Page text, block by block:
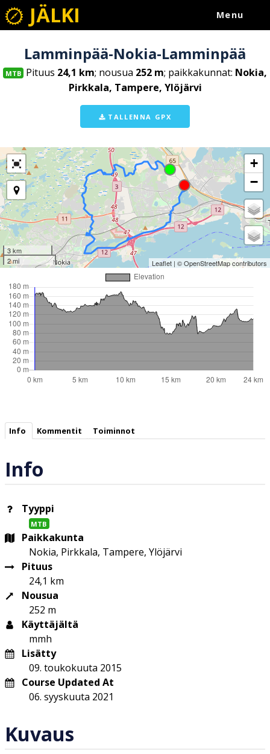
JÄLKI Menu
Lamminpää-Nokia-Lamminpää
MTB Pituus 24,1 km; nousua 252 m; paikkakunnat: Nokia,
Pirkkala, Tampere, Ylöjärvi
TALLENNA GPX
+
−
3 km
2 mi
Leaflet | ©OpenStreetMapcontributors
Info Kommentit Toiminnot
Info
Tyyppi
MTB
Paikkakunta
Nokia, Pirkkala, Tampere, Ylöjärvi
Pituus
24,1 km
Nousua
252 m
Käyttäjältä
mmh
Lisätty
09. toukokuuta 2015
Course Updated At
06. syyskuuta 2021
Kuvaus